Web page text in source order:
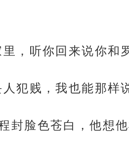
，听你回来说你和
犯贱，我也能那样
封脸色苍白，他想